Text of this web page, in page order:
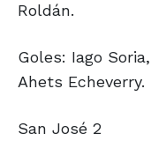
Roldán.
Goles: Iago
Ahets Echeverry.
San José 2